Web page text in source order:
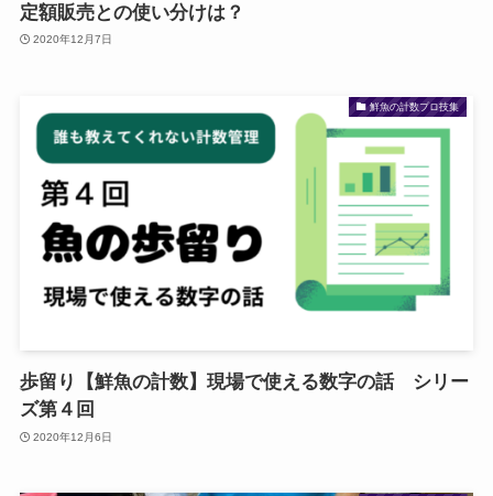
定額販売との使い分けは？
2020年12月7日
鮮魚の計数プロ技集
歩留り【鮮魚の計数】現場で使える数字の話 シリー
ズ第４回
2020年12月6日